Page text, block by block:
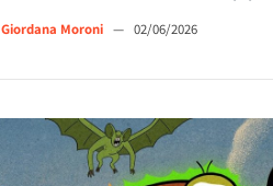
Giordana Moroni — 02/06/2026